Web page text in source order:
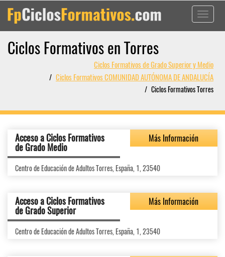
Toggle
Ciclos Formativos en Torres
Ciclos Formativos de Grado Superior y Medio
Ciclos Formativos COMUNIDAD AUTÓNOMA DE ANDALUCÍA
Ciclos Formativos Torres
Acceso a Ciclos Formativos
de Grado Medio
Más Información
Centro de Educación de Adultos Torres, España, 1, 23540
Acceso a Ciclos Formativos
de Grado Superior
Más Información
Centro de Educación de Adultos Torres, España, 1, 23540